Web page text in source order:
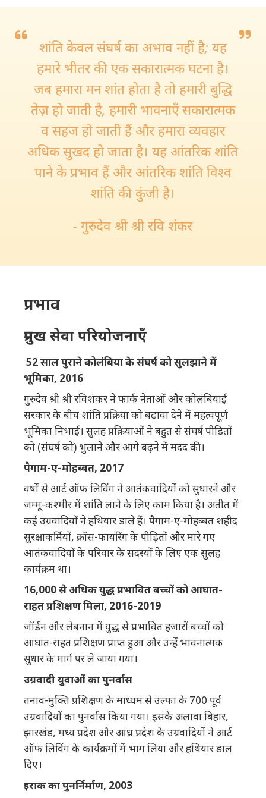
शांति केवल संघर्ष का अभाव नहीं है; यह
हमारे भीतर की एक सकारात्मक घटना है।
जब हमारा मन शांत होता है तो हमारी बुद्धि
तेज़ हो जाती है, हमारी भावनाएँ सकारात्मक
व सहज हो जाती हैं और हमारा व्यवहार
अधिक सुखद हो जाता है। यह आंतरिक शांति
पाने के प्रभाव हैं और आंतरिक शांति विश्व
शांति की कुंजी है।
- गुरुदेव श्री श्री रवि शंकर
प्रभाव
प्रमुख सेवा परियोजनाएँ
52 साल पुराने कोलंबिया के संघर्ष को सुलझाने में
भूमिका, 2016
गुरुदेव श्री श्री रविशंकर ने फार्क नेताओं और कोलंबियाई
सरकार के बीच शांति प्रक्रिया को बढ़ावा देने में महत्वपूर्ण
भूमिका निभाई। सुलह प्रक्रियाओं ने बहुत से संघर्ष पीड़ितों
को (संघर्ष को) भुलाने और आगे बढ़ने में मदद की।
पैगाम-ए-मोहब्बत, 2017
वर्षों से आर्ट ऑफ लिविंग ने आतंकवादियों को सुधारने और
जम्मू-कश्मीर में शांति लाने के लिए काम किया है। अतीत में
कई उग्रवादियों ने हथियार डाले हैं। पैगाम-ए-मोहब्बत शहीद
सुरक्षाकर्मियों, क्रॉस-फायरिंग के पीड़ितों और मारे गए
आतंकवादियों के परिवार के सदस्यों के लिए एक सुलह
कार्यक्रम था।
16,000 से अधिक युद्ध प्रभावित बच्चों को आघात-
राहत प्रशिक्षण मिला, 2016-2019
जॉर्डन और लेबनान में युद्ध से प्रभावित हजारों बच्चों को
आघात-राहत प्रशिक्षण प्राप्त हुआ और उन्हें भावनात्मक
सुधार के मार्ग पर ले जाया गया।
उग्रवादी युवाओं का पुनर्वास
तनाव-मुक्ति प्रशिक्षण के माध्यम से उल्फा के 700 पूर्व
उग्रवादियों का पुनर्वास किया गया। इसके अलावा बिहार,
झारखंड, मध्य प्रदेश और आंध्र प्रदेश के उग्रवादियों ने आर्ट
ऑफ लिविंग के कार्यक्रमों में भाग लिया और हथियार डाल
दिए।
इराक का पुनर्निर्माण, 2003